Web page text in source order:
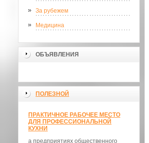
За рубежем
Медицина
ОБЪЯВЛЕНИЯ
ПОЛЕЗНОЙ
ПРАКТИЧНОЕ РАБОЧЕЕ МЕСТО
ДЛЯ ПРОФЕССИОНАЛЬНОЙ
КУХНИ
а предприятиях общественного